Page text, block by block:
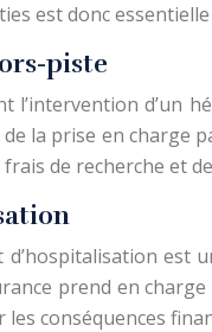
est donc
piste
l’intervention d’un
la prise en charge
de recherche et
prend en
conséquences